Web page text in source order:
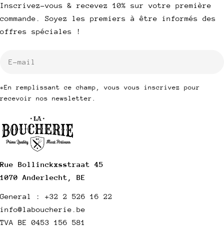
Rue Bollinckxsstraat 45
1070 Anderlecht, BE
General : +32 2 526 16 22
info@laboucherie.be
TVA BE 0453 156 581
Inscrivez-vous & recevez 10% sur votre première
commande. Soyez les premiers à être informés des
offres spéciales !
*En remplissant ce champ, vous vous inscrivez pour
recevoir nos newsletter.